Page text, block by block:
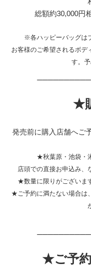
総額約30,000円
※各ハッピーバッグは
お客様のご希望されるボデ
す。
★
発売前に購入店舗へご
★秋葉原・池袋・
店頭での直接お申込み、
★数量に限りがございま
★ご予約に満たない場合は
★ご予